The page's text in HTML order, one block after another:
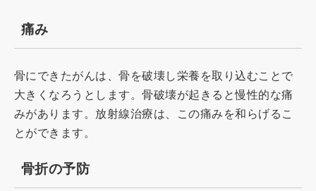
痛み
骨にできたがんは、骨を破壊し栄養を取り込むことで
大きくなろうとします。骨破壊が起きると慢性的な痛
みがあります。放射線治療は、この痛みを和らげるこ
とができます。
骨折の予防